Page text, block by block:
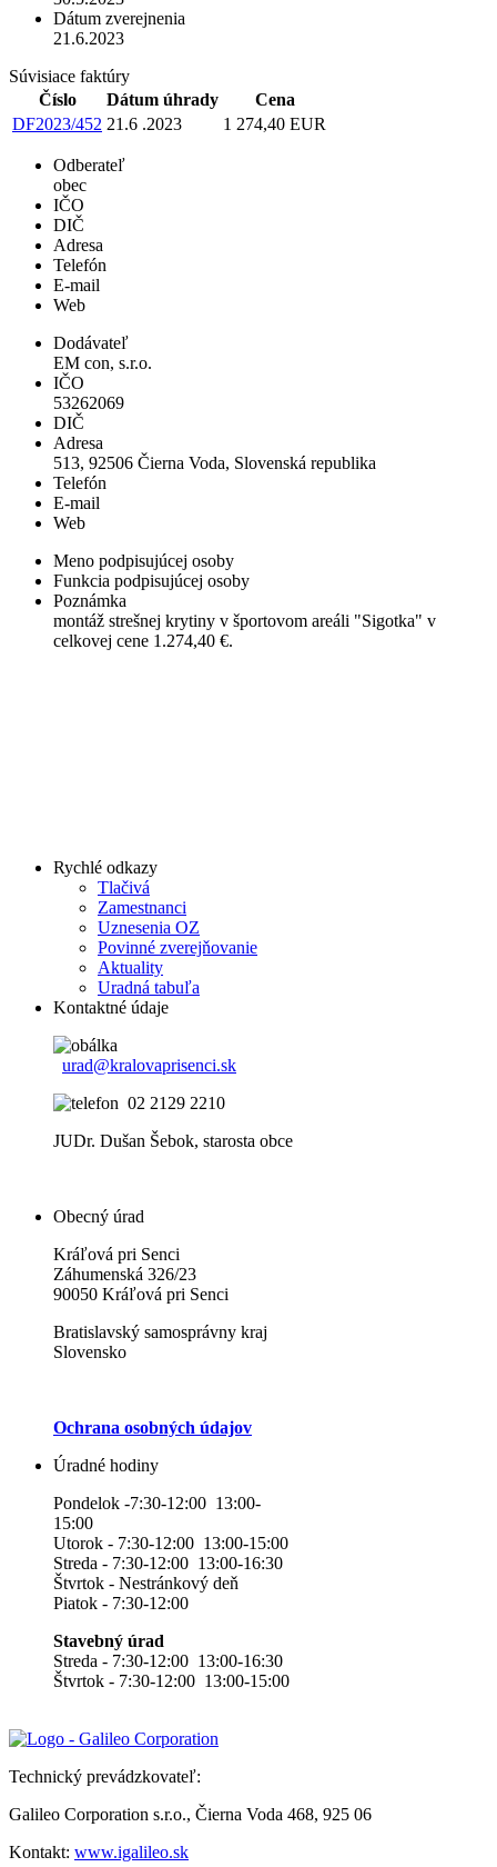
Dátum zverejnenia
21.6.2023
Súvisiace faktúry
Číslo
Dátum úhrady
Cena
DF2023/452 21.6 .2023 1 274,40 EUR
Odberateľ
obec
IČO
DIČ
Adresa
Telefón
E-mail
Web
Dodávateľ
EM con, s.r.o.
IČO
53262069
DIČ
Adresa
513, 92506 Čierna Voda, Slovenská republika
Telefón
E-mail
Web
Meno podpisujúcej osoby
Funkcia podpisujúcej osoby
Poznámka
montáž strešnej krytiny v športovom areáli "Sigotka" v
celkovej cene 1.274,40 €.
Rychlé odkazy
Tlačivá
Zamestnanci
Uznesenia OZ
Povinné zverejňovanie
Aktuality
Uradná tabuľa
Kontaktné údaje
urad@kralovaprisenci.sk
02 2129 2210
JUDr. Dušan Šebok, starosta obce
Obecný úrad
Kráľová pri Senci
Záhumenská 326/23
90050 Kráľová pri Senci
Bratislavský samosprávny kraj
Slovensko
Ochrana osobných údajov
Úradné hodiny
Pondelok -7:30-12:00 13:00-
15:00
Utorok - 7:30-12:00 13:00-15:00
Streda - 7:30-12:00 13:00-16:30
Štvrtok - Nestránkový deň
Piatok - 7:30-12:00
Stavebný úrad
Streda - 7:30-12:00 13:00-16:30
Štvrtok - 7:30-12:00 13:00-15:00
Technický prevádzkovateľ:
Galileo Corporation s.r.o., Čierna Voda 468, 925 06
Kontakt: www.igalileo.sk